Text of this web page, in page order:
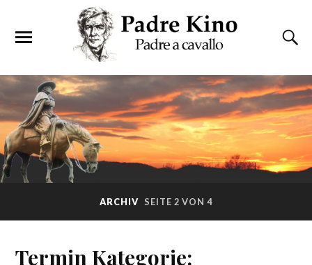
ARCHIV SEITE 2 VON 4
Termin Kategorie: